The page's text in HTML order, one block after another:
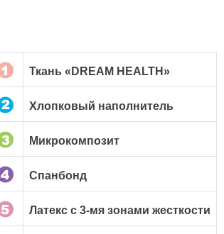
Ткань «DREAM HEALTH»
Хлопковый наполнитель
Микрокомпозит
Спанбонд
Латекс с 3-мя зонами жесткости